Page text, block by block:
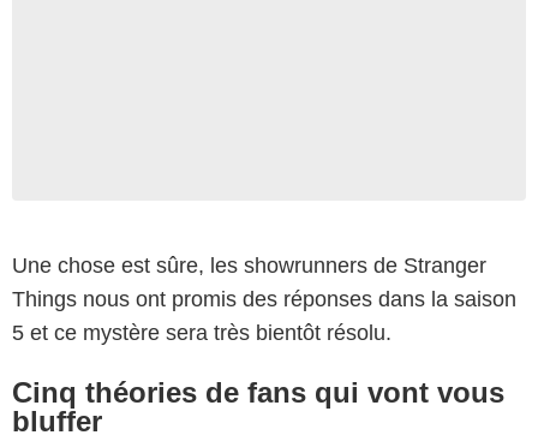
Une chose est sûre, les showrunners de Stranger
Things nous ont promis des réponses dans la saison
5 et ce mystère sera très bientôt résolu.
Cinq théories de fans qui vont vous
bluffer